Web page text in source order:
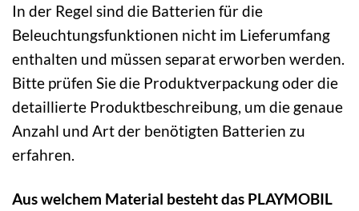
In der Regel sind die Batterien für die
Beleuchtungsfunktionen nicht im Lieferumfang
enthalten und müssen separat erworben werden.
Bitte prüfen Sie die Produktverpackung oder die
detaillierte Produktbeschreibung, um die genaue
Anzahl und Art der benötigten Batterien zu
erfahren.
Aus welchem Material besteht das PLAYMOBIL